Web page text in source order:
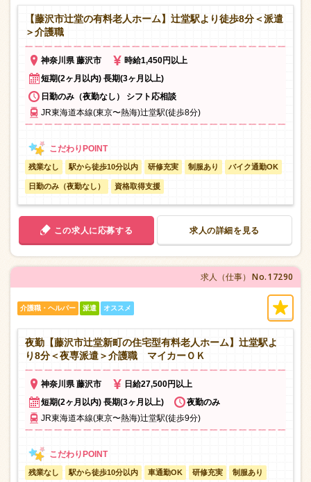
【藤沢市辻堂の有料老人ホーム】辻堂駅より徒歩8分＜派遣
＞介護職
神奈川県 藤沢市
時給1,450円以上
短期(2ヶ月以内) 長期(3ヶ月以上)
日勤のみ（夜勤なし） シフト応相談
JR東海道本線(東京〜熱海)辻堂駅(徒歩8分)
残業なし 駅から徒歩10分以内 研修充実 制服あり バイク通勤OK
日勤のみ（夜勤なし） 資格取得支援
この求人に応募する 求人の詳細を見る
求人（仕事） No.17290
介護職・ヘルパー 派遣 オススメ
夜勤【藤沢市辻堂新町の住宅型有料老人ホーム】辻堂駅よ
り8分＜夜専派遣＞介護職 マイカーＯＫ
神奈川県 藤沢市
日給27,500円以上
短期(2ヶ月以内) 長期(3ヶ月以上)
夜勤のみ
JR東海道本線(東京〜熱海)辻堂駅(徒歩9分)
残業なし 駅から徒歩10分以内 車通勤OK 研修充実 制服あり